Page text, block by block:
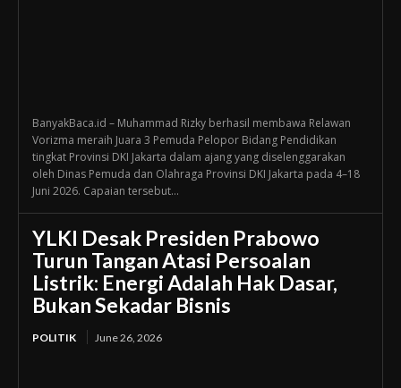
BanyakBaca.id – Muhammad Rizky berhasil membawa Relawan
Vorizma meraih Juara 3 Pemuda Pelopor Bidang Pendidikan
tingkat Provinsi DKI Jakarta dalam ajang yang diselenggarakan
oleh Dinas Pemuda dan Olahraga Provinsi DKI Jakarta pada 4–18
Juni 2026. Capaian tersebut...
YLKI Desak Presiden Prabowo
Turun Tangan Atasi Persoalan
Listrik: Energi Adalah Hak Dasar,
Bukan Sekadar Bisnis
POLITIK June 26, 2026